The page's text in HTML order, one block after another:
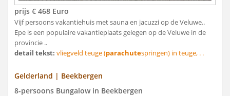
prijs € 468 Euro
Vijf persoons vakantiehuis met sauna en jacuzzi op de Veluwe..
Epe is een populaire vakantieplaats gelegen op de Veluwe in de
provincie ..
detail tekst: vliegveld teuge (parachutespringen) in teuge, . .
Gelderland | Beekbergen
8-persoons Bungalow in Beekbergen